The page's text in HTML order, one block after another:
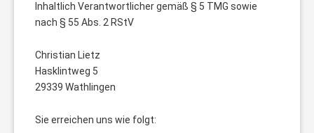
Inhaltlich Verantwortlicher gemäß § 5 TMG sowie
nach § 55 Abs. 2 RStV
Christian Lietz
Hasklintweg 5
29339 Wathlingen
Sie erreichen uns wie folgt: